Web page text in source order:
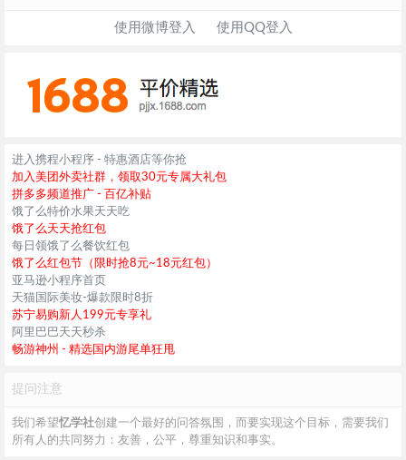
使用微博登入 使用QQ登入
进入携程小程序 - 特惠酒店等你抢
加入美团外卖社群，领取30元专属大礼包
拼多多频道推广 - 百亿补贴
饿了么特价水果天天吃
饿了么天天抢红包
每日领饿了么餐饮红包
饿了么红包节（限时抢8元~18元红包）
亚马逊小程序首页
天猫国际美妆-爆款限时8折
苏宁易购新人199元专享礼
阿里巴巴天天秒杀
畅游神州 - 精选国内游尾单狂甩
提问注意
我们希望忆学社创建一个最好的问答氛围，而要实现这个目标，需要我们
所有人的共同努力：友善，公平，尊重知识和事实。